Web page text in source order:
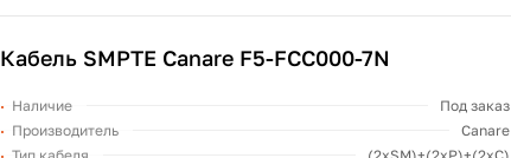
Кабель SMPTE Canare F5-FCC000-7N
Наличие
Под заказ
Производитель
Canare